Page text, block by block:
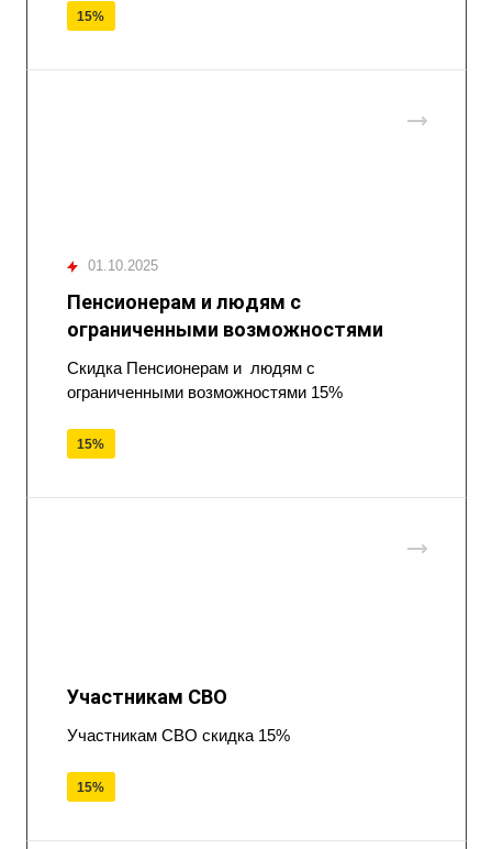
15%
01.10.2025
Пенсионерам и людям с
ограниченными возможностями
Скидка Пенсионерам и людям с
ограниченными возможностями 15%
15%
Участникам СВО
Участникам СВО скидка 15%
15%